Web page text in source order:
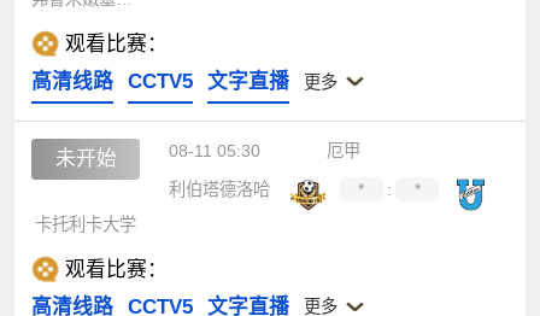
观看比赛：
高清线路
CCTV5 文字直播 更多
未开始 08-11 05:30
厄甲
利伯塔德洛哈
* :
*
卡托利卡大学
观看比赛：
高清线路
CCTV5 文字直播 更多